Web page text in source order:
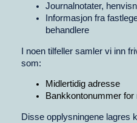
Journalnotater,
Informasjon fra
behandlere
I noen tilfeller samler vi inn
som:
Midlertidig adresse
Bankkontonummer for
Disse opplysningene lagres